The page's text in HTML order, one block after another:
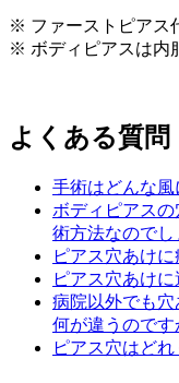
※ ファーストピアス
※ ボディピアスは内
よくある質問
手術はどんな風
ボディピアス
術方法なのでし
ピアス穴あけ
ピアス穴あけ
病院以外でも穴
何が違うのです
ピアス穴はど